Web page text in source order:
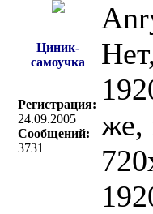
Циник-
самоучка
Регистрация:
24.09.2005
Сообщений:
3731
же,